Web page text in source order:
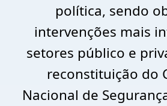
política, sendo
intervenções mais
setores público e
reconstituição do
Nacional de